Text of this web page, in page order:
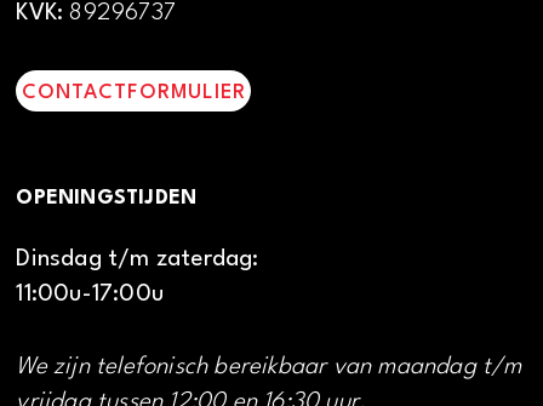
KVK: 89296737
CONTACTFORMULIER
OPENINGSTIJDEN
Dinsdag t/m zaterdag:
11:00u-17:00u
We zijn telefonisch bereikbaar van maandag t/m